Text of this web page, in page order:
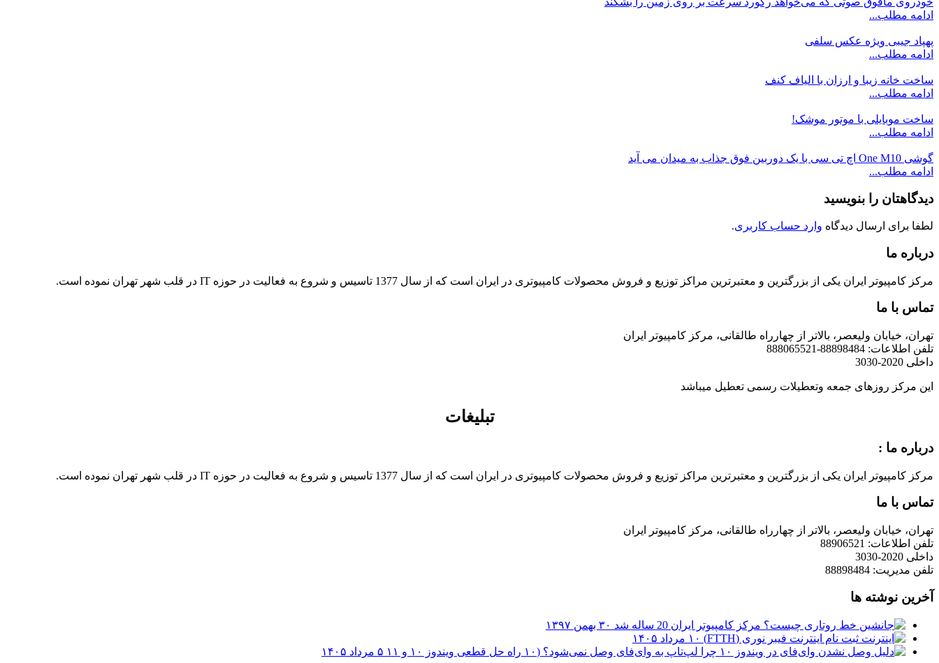
ادامه مطلب...
پهپاد جیبی ویژه عکس سلفی
ادامه مطلب...
ساخت خانه زیبا و ارزان با الیاف کنف
ادامه مطلب...
ساخت موبایلی با موتور موشک!
ادامه مطلب...
گوشی One M10 اچ تی سی با یک دوربین فوق جذاب به میدان می آید
ادامه مطلب...
دیدگاهتان را بنویسید
لطفا برای ارسال دیدگاه وارد حساب کاربری.
درباره ما
مرکز کامپیوتر ایران یکی از بزرگترین و معتبرترین مراکز توزیع و فروش محصولات کامپیوتری در ایران است که از سال 1377 تاسیس و شروع به فعالیت در حوزه IT در قلب شهر تهران نموده است.
تماس با ما
تهران، خیابان ولیعصر، بالاتر از چهارراه طالقانی، مرکز کامپیوتر ایران
تلفن اطلاعات: 88898484-888065521
داخلی 2020-3030
این مرکز روزهای جمعه وتعطیلات رسمی تعطیل میباشد
تبلیغات
درباره ما :
مرکز کامپیوتر ایران یکی از بزرگترین و معتبرترین مراکز توزیع و فروش محصولات کامپیوتری در ایران است که از سال 1377 تاسیس و شروع به فعالیت در حوزه IT در قلب شهر تهران نموده است.
تماس با ما
تهران، خیابان ولیعصر، بالاتر از چهارراه طالقانی، مرکز کامپیوتر ایران
تلفن اطلاعات: 88906521
داخلی 2020-3030
تلفن مدیریت: 88898484
آخرین نوشته ها
مرکز کامپیوتر ایران 20 ساله شد
۳۰ بهمن ۱۳۹۷
ثبت نام اینترنت فیبر نوری (FTTH)
۱۰ مرداد ۱۴۰۵
چرا لپ‌تاپ به وای‌فای وصل نمی‌شود؟ (۱۰ راه حل قطعی ویندوز ۱۰ و ۱۱
۵ مرداد ۱۴۰۵